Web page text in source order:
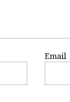
Email